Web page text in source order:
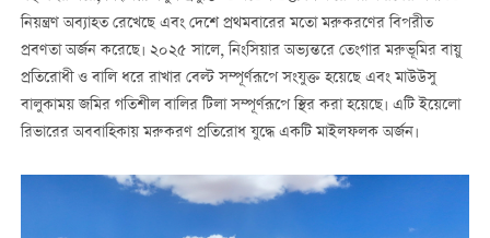
নিয়ন্ত্রণ অব্যাহত রেখেছে এবং দেশে প্রথমবারের মতো মরুকরণের বিপরীত
প্রবণতা অর্জন করেছে। ২০২৫ সালে, নিংসিয়ার অভ্যন্তরে তেংগার মরুভূমির বায়ু
প্রতিরোধী ও বালি ধরে রাখার বেল্ট সম্পূর্ণরূপে সংযুক্ত হয়েছে এবং মাউউসু
বালুকাময় জমির গতিশীল বালির টিলা সম্পূর্ণরূপে স্থির করা হয়েছে। এটি ইয়েলো
রিভারের অববাহিকায় মরুকরণ প্রতিরোধ যুদ্ধে একটি মাইলফলক অর্জন।